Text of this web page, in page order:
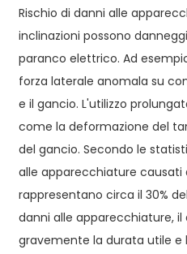
Rischio di danni alle
inclinazioni possono
paranco elettrico. Ad
forza laterale anomala su
e il gancio. L'utilizzo
come la deformazione del
del gancio. Secondo le
alle apparecchiature causati
rappresentano circa il 30%
danni alle apparecchiature,
gravemente la durata utile e